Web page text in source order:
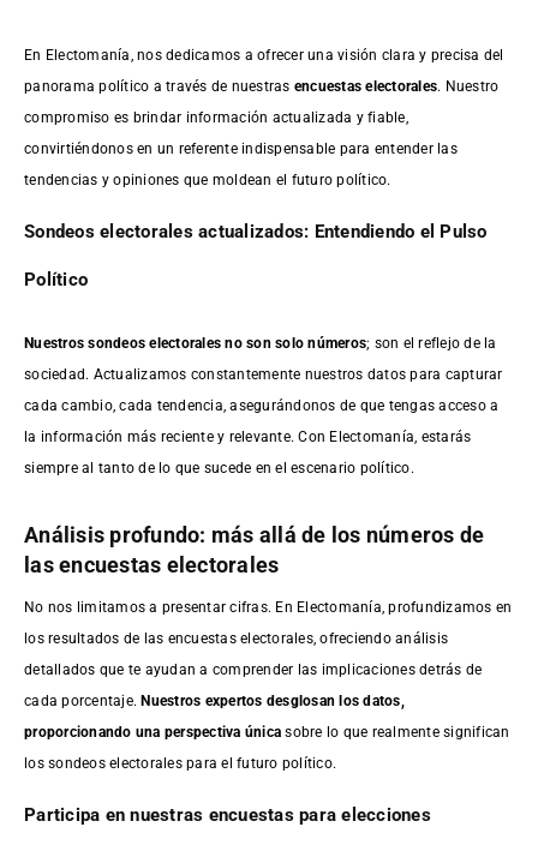
En Electomanía, nos dedicamos a ofrecer una visión clara y precisa del
panorama político a través de nuestras encuestas electorales. Nuestro
compromiso es brindar información actualizada y fiable,
convirtiéndonos en un referente indispensable para entender las
tendencias y opiniones que moldean el futuro político.
Sondeos electorales actualizados: Entendiendo el Pulso
Político
Nuestros sondeos electorales no son solo números; son el reflejo de la
sociedad. Actualizamos constantemente nuestros datos para capturar
cada cambio, cada tendencia, asegurándonos de que tengas acceso a
la información más reciente y relevante. Con Electomanía, estarás
siempre al tanto de lo que sucede en el escenario político.
Análisis profundo: más allá de los números de
las encuestas electorales
No nos limitamos a presentar cifras. En Electomanía, profundizamos en
los resultados de las encuestas electorales, ofreciendo análisis
detallados que te ayudan a comprender las implicaciones detrás de
cada porcentaje.Nuestros expertos desglosan los datos,
proporcionando una perspectiva única sobre lo que realmente significan
los sondeos electorales para el futuro político.
Participa en nuestras encuestas para elecciones